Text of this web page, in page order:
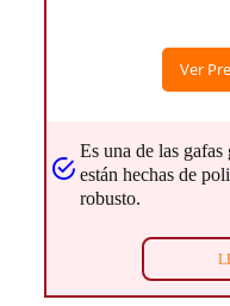
Ver
Es una de las
están hechas de
robusto.